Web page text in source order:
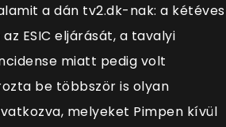
a dán tv2.dk-nak: a kétéves
ESIC eljárását, a tavalyi
miatt pedig volt
be többször is olyan
melyeket Pimpen kívül